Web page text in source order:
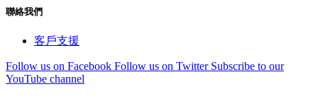
聯絡我們
客戶支援
Follow us on Facebook Follow us on Twitter Subscribe to our
YouTube channel